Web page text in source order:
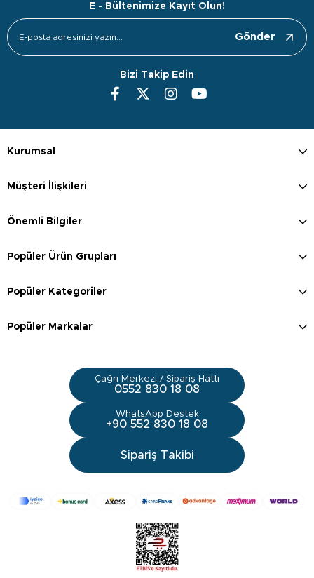
E - Bültenimize Kayıt Olun!
Gönder
Bizi Takip Edin
Kurumsal
Müşteri İlişkileri
Önemli Bilgiler
Popüler Ürün Grupları
Popüler Kategoriler
Popüler Markalar
Çağrı Merkezi / Sipariş Hattı
0552 830 18 08
WhatsApp Destek
+90 552 830 18 08
Sipariş Takibi